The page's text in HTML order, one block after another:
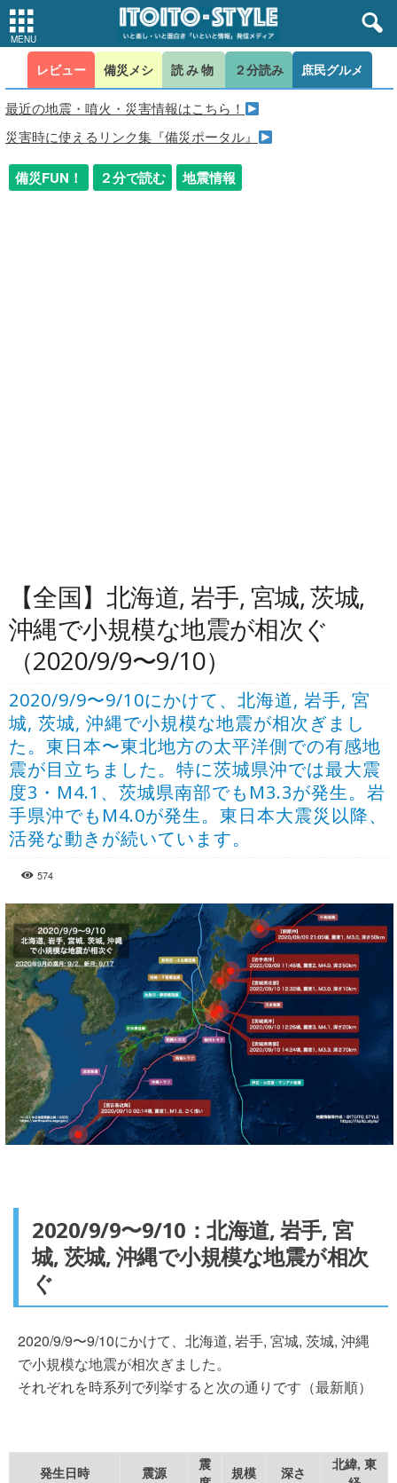
レビュー 備災メシ 読み物 ２分読み 庶民グルメ
最近の地震・噴火・災害情報はこちら！
災害時に使えるリンク集『備災ポータル』
備災FUN！ ２分で読む 地震情報
【全国】北海道, 岩手, 宮城, 茨城,
沖縄で小規模な地震が相次ぐ
（2020/9/9〜9/10）
2020/9/9〜9/10にかけて、北海道, 岩手, 宮
城, 茨城, 沖縄で小規模な地震が相次ぎまし
た。東日本〜東北地方の太平洋側での有感地
震が目立ちました。特に茨城県沖では最大震
度3・M4.1、茨城県南部でもM3.3が発生。岩
手県沖でもM4.0が発生。東日本大震災以降、
活発な動きが続いています。
574
2020/9/9〜9/10：北海道, 岩手, 宮
城, 茨城, 沖縄で小規模な地震が相次
ぐ
2020/9/9〜9/10にかけて、北海道, 岩手, 宮城, 茨城, 沖縄
で小規模な地震が相次ぎました。
それぞれを時系列で列挙すると次の通りです（最新順）
発生日時 震源
震
規模 深さ
北緯, 東